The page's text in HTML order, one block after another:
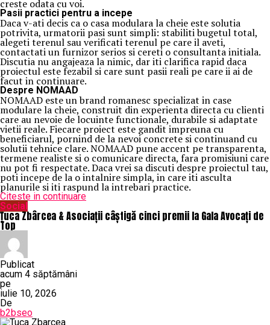
creste odata cu voi.
Pasii practici pentru a incepe
Daca v-ati decis ca o casa modulara la cheie este solutia
potrivita, urmatorii pasi sunt simpli: stabiliti bugetul total,
alegeti terenul sau verificati terenul pe care il aveti,
contactati un furnizor serios si cereti o consultanta initiala.
Discutia nu angajeaza la nimic, dar iti clarifica rapid daca
proiectul este fezabil si care sunt pasii reali pe care ii ai de
facut in continuare.
Despre NOMAAD
NOMAAD este un brand romanesc specializat in case
modulare la cheie, construit din experienta directa cu clienti
care au nevoie de locuinte functionale, durabile si adaptate
vietii reale. Fiecare proiect este gandit impreuna cu
beneficiarul, pornind de la nevoi concrete si continuand cu
solutii tehnice clare. NOMAAD pune accent pe transparenta,
termene realiste si o comunicare directa, fara promisiuni care
nu pot fi respectate. Daca vrei sa discuti despre proiectul tau,
poti incepe de la o intalnire simpla, in care iti asculta
planurile si iti raspund la intrebari practice.
Citeste in continuare
Social
Țuca Zbârcea & Asociații câștigă cinci premii la Gala Avocați de
Top
Publicat
acum 4 săptămâni
pe
iulie 10, 2026
De
b2bseo